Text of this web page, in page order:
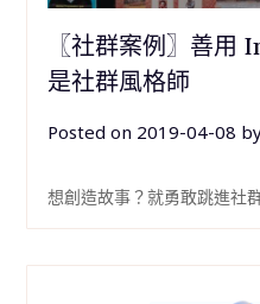
〖社群案例〗善
是社群風格師
Posted on 2019-04-08
想創造故事？就勇敢跳進社